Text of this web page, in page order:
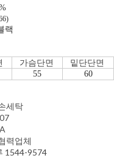
랙
가슴단면
밑단단면
55 60
세탁
력업체
1544-9574